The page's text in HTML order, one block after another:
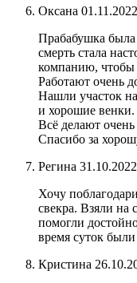
Оксана
Прабабушка была
смерть стала
компанию, чтобы
Работают очень
Нашли участок
и хорошие венки.
Всё делают
Спасибо за
Регина
Хочу
свекра. Взяли на
помогли
время суток
Кристина